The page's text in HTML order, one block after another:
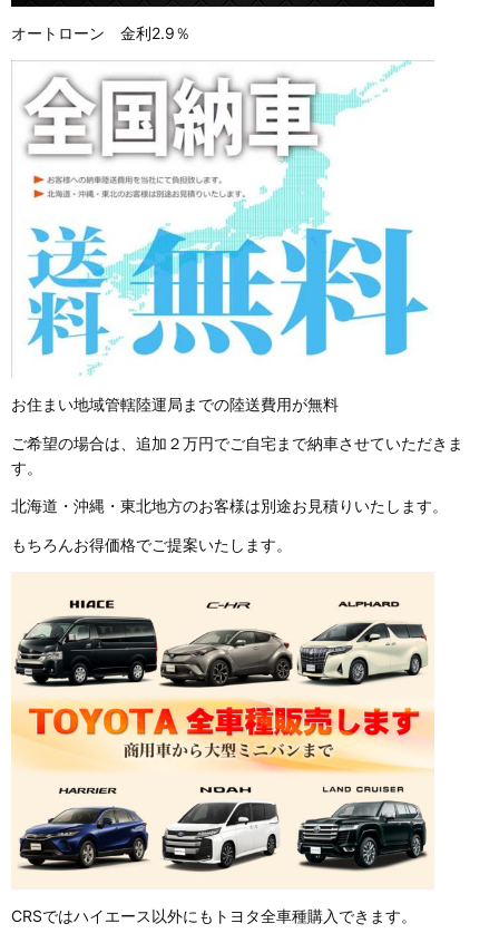
オートローン 金利2.9％
お住まい地域管轄陸運局までの陸送費用が無料
ご希望の場合は、追加２万円でご自宅まで納車させていただきま
す。
北海道・沖縄・東北地方のお客様は別途お見積りいたします。
もちろんお得価格でご提案いたします。
CRSではハイエース以外にもトヨタ全車種購入できます。